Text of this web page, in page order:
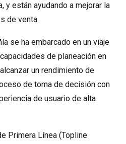
y están ayudando a mejorar la
de venta.
se ha embarcado en un viaje
de planeación en
un rendimiento de
de toma de decisión con
de usuario de alta
Primera Línea (Topline